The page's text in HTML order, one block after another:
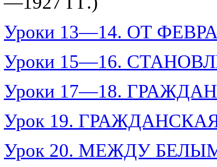
Уроки 13—14. ОТ
Уроки 15—16.
Уроки 17—18.
Урок 19.
Урок 20. МЕЖДУ